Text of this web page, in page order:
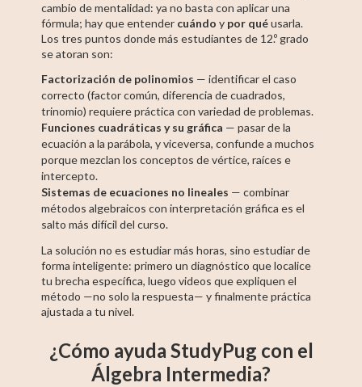
cambio de mentalidad: ya no basta con aplicar una
fórmula; hay que entender cuándo y por quéusarla.
Los tres puntos donde más estudiantes de 12.º grado
se atoran son:
Factorización de polinomios — identificar el caso
correcto (factor común, diferencia de cuadrados,
trinomio) requiere práctica con variedad de problemas.
Funciones cuadráticas y su gráfica — pasar de la
ecuación a la parábola, y viceversa, confunde a muchos
porque mezclan los conceptos de vértice, raíces e
intercepto.
Sistemas de ecuaciones no lineales — combinar
métodos algebraicos con interpretación gráfica es el
salto más difícil del curso.
La solución no es estudiar más horas, sino estudiar de
forma inteligente: primero un diagnóstico que localice
tu brecha específica, luego videos que expliquen el
método —no solo la respuesta— y finalmente práctica
ajustada a tu nivel.
¿Cómo ayuda StudyPug con el
Álgebra Intermedia?